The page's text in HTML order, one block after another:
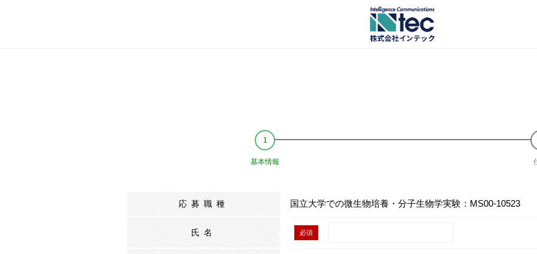
基本情報
応募職種 国立大学での微生物培養・分子生物学実験：MS00-10523
氏名 必須